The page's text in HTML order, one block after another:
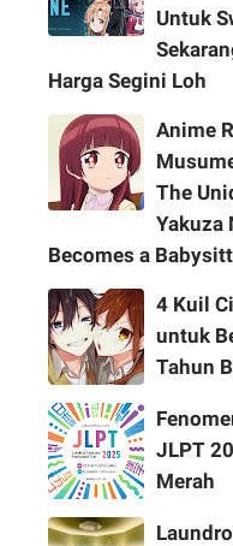
Untuk
Harga Segini Loh
Anime
The
Yakuza
Becomes a
4 Kuil
untuk
Tahun
JLPT
Merah